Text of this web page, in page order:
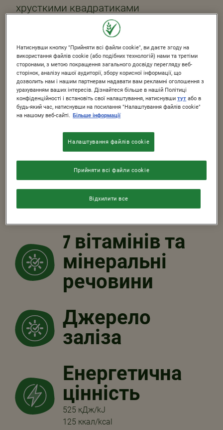
хрусткими квадратиками
STRAWBERRY MINIS®! Шалений смак. У
їх складі цільні злаки, вітаміни, залізо
та кальцій
ВЛАСТИВОСТІ
Цільні злаки
інгредієнт №1
36.9%
7 вітамінів та
мінеральні
речовини
Джерело
заліза
Енергетична
цінність
525 кДж/kJ
125 ккал/kcal
Натиснувши кнопку "Прийняти всі файли cookie", ви даєте згоду на
використання файлів cookie (або подібних технологій) нами та третіми
сторонами, з метою покращення загального досвіду перегляду веб-
сторінок, аналізу нашої аудиторії, збору корисної інформації, що
дозволить нам і нашим партнерам надавати вам рекламні оголошення з
урахуванням ваших інтересів. Дізнайтеся більше в нашій Політиці
конфіденційності і встановіть свої налаштування, натиснувшитут або в
будь-який час, натиснувши на посилання "Налаштування файлів cookie"
на нашому веб-сайті. Більше інформації
Налаштування файлів cookie
Відхилити все
Прийняти всі файли cookie